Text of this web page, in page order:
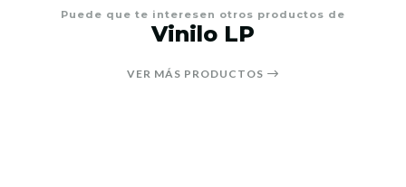
Puede que te interesen otros productos de
Vinilo LP
VER MÁS PRODUCTOS